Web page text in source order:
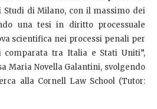
Studi di Milano, con il massimo dei
una tesi in diritto processuale
scientifica nei processi penali per
comparata tra Italia e Stati Uniti”,
Maria Novella Galantini, svolgendo
alla Cornell Law School (Tutor: